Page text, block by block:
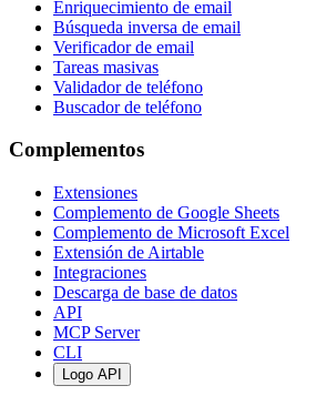
Enriquecimiento de email
Búsqueda inversa de email
Verificador de email
Tareas masivas
Validador de teléfono
Buscador de teléfono
Complementos
Extensiones
Complemento de Google Sheets
Complemento de Microsoft Excel
Extensión de Airtable
Integraciones
Descarga de base de datos
API
MCP Server
CLI
Logo API